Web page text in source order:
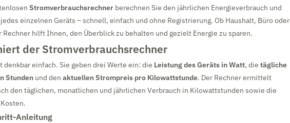
Stromverbrauchsrechner berechnen Sie den jährlichen Energieverbrauch und
einzelnen Geräts – schnell, einfach und ohne Registrierung. Ob Haushalt, Büro oder
Rechner hilft Ihnen, den Überblick zu behalten und gezielt Energie zu sparen.
der Stromverbrauchsrechner
denkbar einfach. Sie geben drei Werte ein: die Leistung des Geräts in Watt, die tägliche
Stunden und den aktuellen Strompreis pro Kilowattstunde. Der Rechner ermittelt
den täglichen, monatlichen und jährlichen Verbrauch in Kilowattstunden sowie die
Anleitung